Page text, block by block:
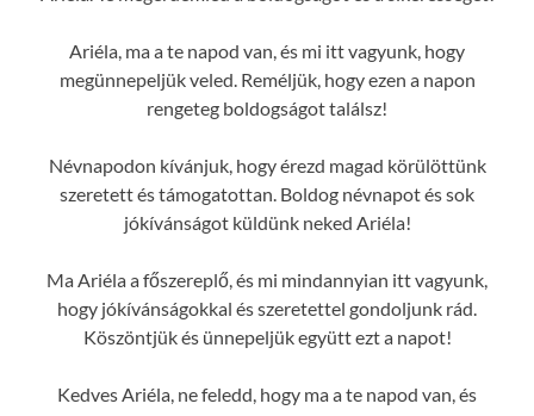
Ariéla, ma a te napod van, és mi itt vagyunk, hogy
megünnepeljük veled. Reméljük, hogy ezen a napon
rengeteg boldogságot találsz!
Névnapodon kívánjuk, hogy érezd magad körülöttünk
szeretett és támogatottan. Boldog névnapot és sok
jókívánságot küldünk neked Ariéla!
Ma Ariéla a főszereplő, és mi mindannyian itt vagyunk,
hogy jókívánságokkal és szeretettel gondoljunk rád.
Köszöntjük és ünnepeljük együtt ezt a napot!
Kedves Ariéla, ne feledd, hogy ma a te napod van, és